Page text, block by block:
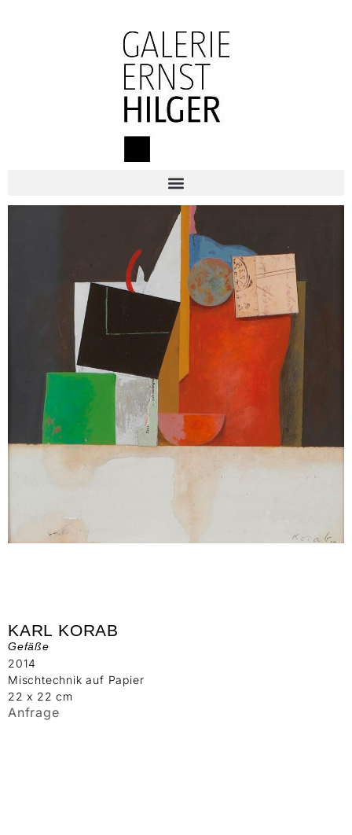
KARL KORAB
Gefäße
2014
Mischtechnik auf Papier
22 x 22 cm
Anfrage